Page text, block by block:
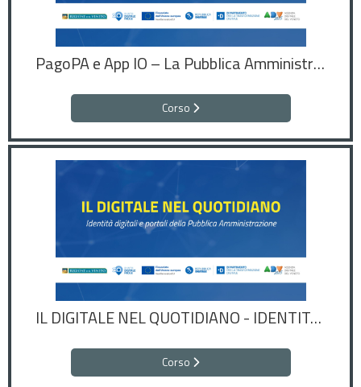
PagoPA e App IO – La Pubblica Amministrazione a portata di click
Corso
IL DIGITALE NEL QUOTIDIANO - IDENTITÀ DIGITALI
Corso